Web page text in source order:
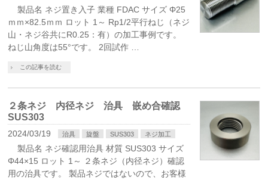
製品名 ネジ置き入子 業種 FDAC サイズ Φ25
ｍｍ×82.5ｍｍ ロット 1～ Rp1/2平行ねじ（ネジ
山・ネジ谷共にR0.25：有）の加工事例です。
ねじ山角度は55°です。 2回試作 …
この記事を読む
２条ネジ 内径ネジ 治具 嵌め合確認
SUS303
2024/03/19 治具 旋盤 SUS303 ネジ加工
製品名 ネジ確認用治具 材質 SUS303 サイズ
Φ44×15 ロット 1～ ２条ネジ（内径ネジ）確認
用の治具です。 製品ネジではないので、お客様